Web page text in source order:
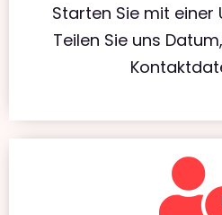
Starten Sie mit einer
Teilen Sie uns